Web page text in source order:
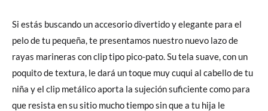
Si estás buscando un accesorio divertido y elegante para el
pelo de tu pequeña, te presentamos nuestro nuevo lazo de
rayas marineras con clip tipo pico-pato. Su tela suave, con un
poquito de textura, le dará un toque muy cuqui al cabello de tu
niña y el clip metálico aporta la sujeción suficiente como para
que resista en su sitio mucho tiempo sin que a tu hija le